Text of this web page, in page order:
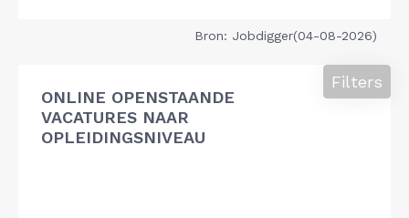
Bron: Jobdigger(04-08-2026)
ONLINE OPENSTAANDE
VACATURES NAAR
OPLEIDINGSNIVEAU
Filters